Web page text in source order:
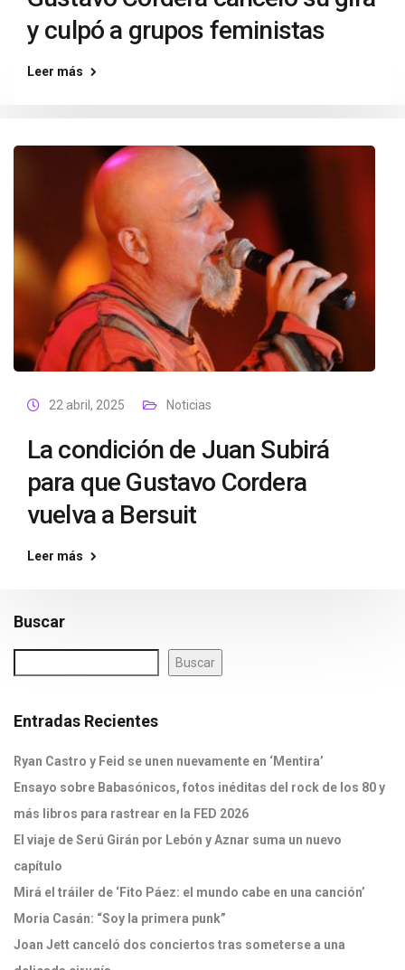
y culpó a grupos feministas
Leer más
22 abril, 2025 Noticias
La condición de Juan Subirá
para que Gustavo Cordera
vuelva a Bersuit
Leer más
Buscar
Buscar
Entradas Recientes
Ryan Castro y Feid se unen nuevamente en ‘Mentira’
Ensayo sobre Babasónicos, fotos inéditas del rock de los 80 y
más libros para rastrear en la FED 2026
El viaje de Serú Girán por Lebón y Aznar suma un nuevo
capítulo
Mirá el tráiler de ‘Fito Páez: el mundo cabe en una canción’
Moria Casán: “Soy la primera punk”
Joan Jett canceló dos conciertos tras someterse a una